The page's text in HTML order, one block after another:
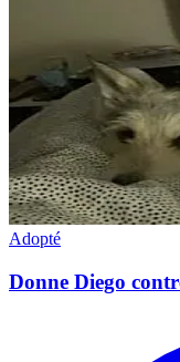
Adopté
Donne Diego